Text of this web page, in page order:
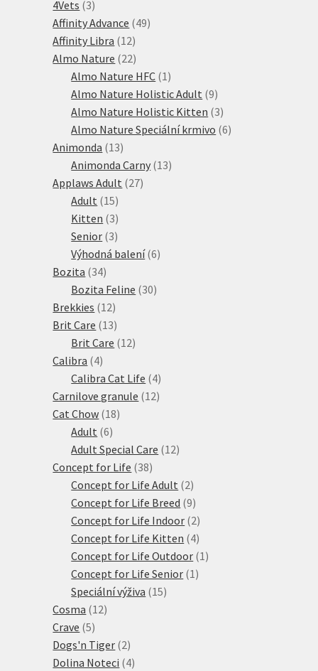
4Vets 33
produkty
Affinity Advance 4949
Affinity Libra 1212
produktů
Almo Nature 2222
produktů
Almo Nature HFC 1 1
produkt
Almo Nature Holistic Adult 99
produktů
Almo Nature Holistic Kitten 33
produkty
Almo Nature Speciální krmivo 66
Animonda 1313
produktů
Animonda Carny 1313
Applaws Adult 2727
Adult 1515
produktů
Kitten 33
produkty
Senior 33
produkty
Výhodná balení 66
Bozita 3434
produktů
Bozita Feline 3030
Brekkies 1212
produktů
Brit Care 1313
produktů
Brit Care 1212
Calibra 44
produkty
Calibra Cat Life 44
produkty
Carnilove granule 1212
Cat Chow 1818
Adult 66
produktů
Adult Special Care 1212
Concept for Life 3838
produktů
Concept for Life Adult 22
produkty
Concept for Life Breed 99
produktů
Concept for Life Indoor 22
produkty
Concept for Life Kitten 44
produkty
Concept for Life Outdoor 1 1
Concept for Life Senior 1 1
Speciální výživa 1515
Cosma 1212
Crave 55
produktů
Dogs'n Tiger 22
produkty
Dolina Noteci 44